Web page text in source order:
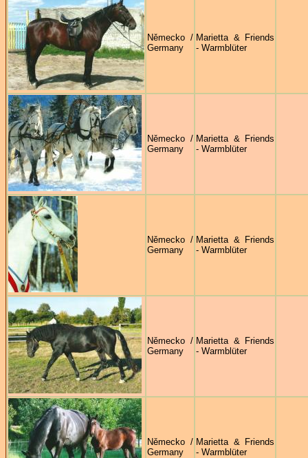
Německo /
Germany
Marietta & Friends
- Warmblüter
Německo /
Germany
Marietta & Friends
- Warmblüter
Německo /
Germany
Marietta & Friends
- Warmblüter
Německo /
Germany
Marietta & Friends
- Warmblüter
Německo /
Germany
Marietta & Friends
- Warmblüter